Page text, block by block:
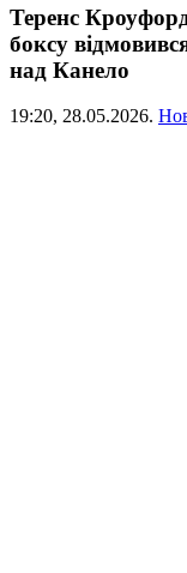
Теренс
боксу
над Канело
19:20, 28.05.2026.